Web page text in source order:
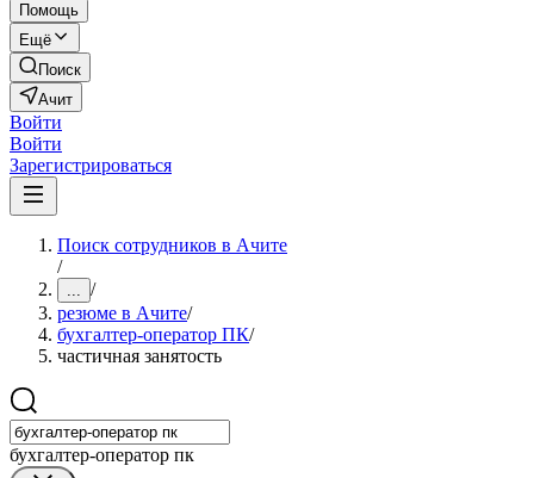
Помощь
Ещё
Поиск
Ачит
Войти
Войти
Зарегистрироваться
Поиск сотрудников в Ачите
/
... /
резюме в Ачите/
бухгалтер-оператор ПК/
частичная занятость
бухгалтер-оператор пк